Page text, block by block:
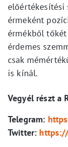
előértékesítési
érmeként
érmékből
érdemes
csak
is kínál.
Vegyél részt a
Telegram:
Twitter: